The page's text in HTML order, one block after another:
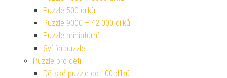
Puzzle 500 dílků
Puzzle 9000 – 42 000 dílků
Puzzle miniaturní
Svítící puzzle
Puzzle pro děti
Dětské puzzle do 100 dílků